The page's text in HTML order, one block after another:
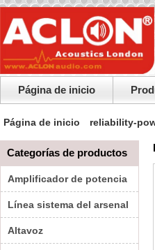
Página de inicio
Página de inicio reliability-
Categorías de productos
Amplificador de potencia
Línea sistema del arsenal
Altavoz